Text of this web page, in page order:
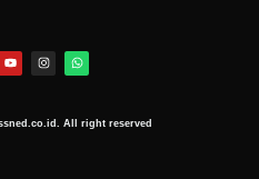
All right reserved